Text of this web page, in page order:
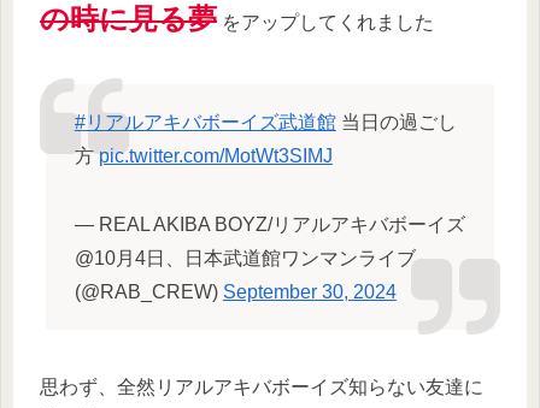
の時に見る夢 をアップしてくれました
#リアルアキバボーイズ武道館当日の過ごし
方pic.twitter.com/MotWt3SIMJ
— REAL AKIBA BOYZ/リアルアキバボーイズ
@10月4日、日本武道館ワンマンライブ
(@RAB_CREW) September 30, 2024
思わず、全然リアルアキバボーイズ知らない友達に